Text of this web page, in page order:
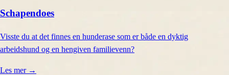
Schapendoes
Visste du at det finnes en hunderase som er både en dyktig
arbeidshund og en hengiven familievenn?
Les mer →